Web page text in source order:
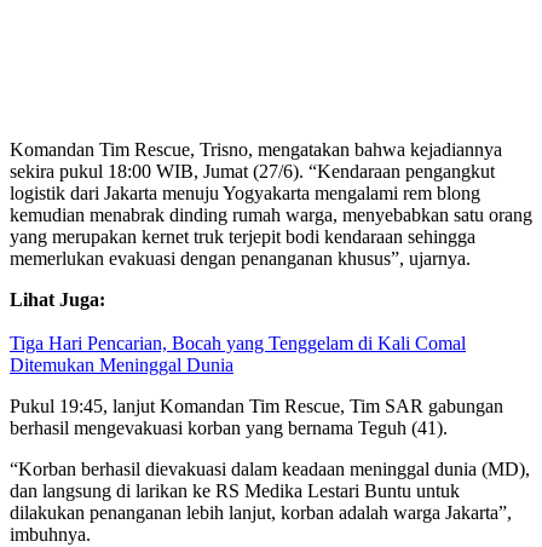
Komandan Tim Rescue, Trisno, mengatakan bahwa kejadiannya
sekira pukul 18:00 WIB, Jumat (27/6). “Kendaraan pengangkut
logistik dari Jakarta menuju Yogyakarta mengalami rem blong
kemudian menabrak dinding rumah warga, menyebabkan satu orang
yang merupakan kernet truk terjepit bodi kendaraan sehingga
memerlukan evakuasi dengan penanganan khusus”, ujarnya.
Lihat Juga:
Tiga Hari Pencarian, Bocah yang Tenggelam di Kali Comal
Ditemukan Meninggal Dunia
Pukul 19:45, lanjut Komandan Tim Rescue, Tim SAR gabungan
berhasil mengevakuasi korban yang bernama Teguh (41).
“Korban berhasil dievakuasi dalam keadaan meninggal dunia (MD),
dan langsung di larikan ke RS Medika Lestari Buntu untuk
dilakukan penanganan lebih lanjut, korban adalah warga Jakarta”,
imbuhnya.